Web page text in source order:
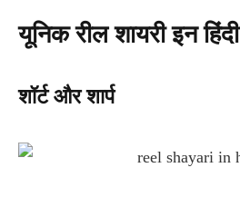
यूनिक रील शायरी इन हिंदी
शॉर्ट और शार्प